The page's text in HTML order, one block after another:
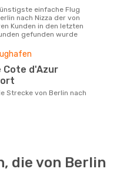
nach Nizza der von
Kunden in den letzten
gefunden wurde
die von Berlin